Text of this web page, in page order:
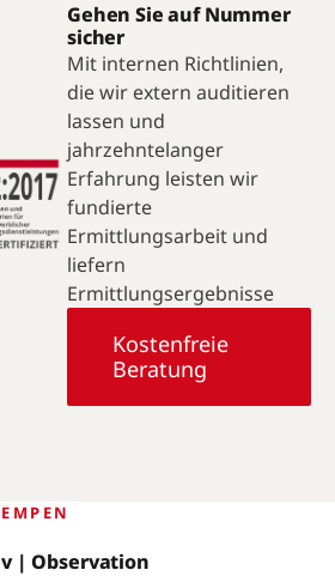
Gehen Sie auf Nummer
sicher
Mit internen Richtlinien,
die wir extern auditieren
lassen und
jahrzehntelanger
Erfahrung leisten wir
fundierte
Ermittlungsarbeit und
liefern
Ermittlungsergebnisse
Kostenfreie
Beratung
| Observation